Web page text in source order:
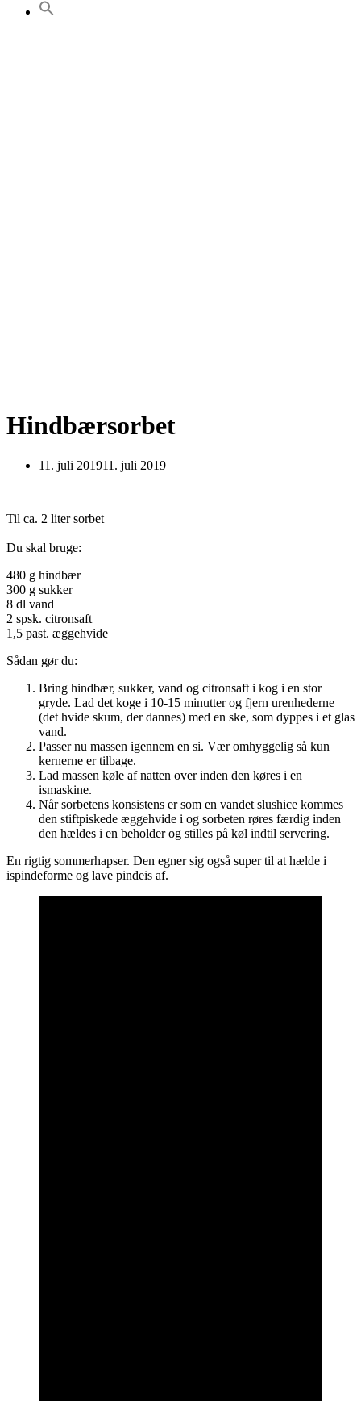
Hindbærsorbet
11. juli 201911. juli 2019
Til ca. 2 liter sorbet
Du skal bruge:
480 g hindbær
300 g sukker
8 dl vand
2 spsk. citronsaft
1,5 past. æggehvide
Sådan gør du:
Bring hindbær, sukker, vand og citronsaft i kog i en stor
gryde. Lad det koge i 10-15 minutter og fjern urenhederne
(det hvide skum, der dannes) med en ske, som dyppes i et glas
vand.
Passer nu massen igennem en si. Vær omhyggelig så kun
kernerne er tilbage.
Lad massen køle af natten over inden den køres i en
ismaskine.
Når sorbetens konsistens er som en vandet slushice kommes
den stiftpiskede æggehvide i og sorbeten røres færdig inden
den hældes i en beholder og stilles på køl indtil servering.
En rigtig sommerhapser. Den egner sig også super til at hælde i
ispindeforme og lave pindeis af.